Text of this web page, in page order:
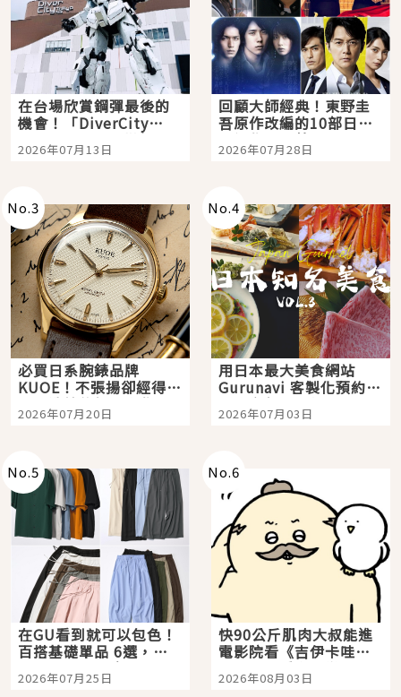
在台場欣賞鋼彈最後的
機會！「DiverCity
Tokyo Plaza」搭船、
購物、美食及夜景，一
2026年07月13日
回顧大師經典！東野圭
吾原作改編的10部日本
影視作品推薦
2026年07月28日
No.3
必買日系腕錶品牌
KUOE！不張揚卻經得起
時間洗鍊的經典之作五
選
2026年07月20日
No.4
用日本最大美食網站
Gurunavi 客製化預約九
大都市餐廳，打造專屬
美食體驗！
2026年07月03日
No.5
在GU看到就可以包色！
百搭基礎單品 6選，閉
眼全收也不心疼
2026年07月25日
No.6
快90公斤肌肉大叔能進
電影院看《吉伊卡哇》
嗎？日本重金屬樂團
「打首」會長與nagano
2026年08月03日